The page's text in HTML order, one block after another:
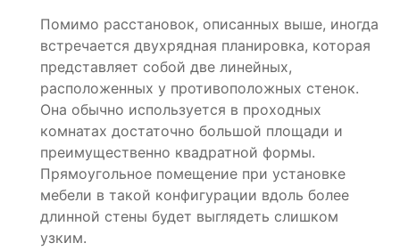
Помимо расстановок, описанных выше, иногда
встречается двухрядная планировка, которая
представляет собой две линейных,
расположенных у противоположных стенок.
Она обычно используется в проходных
комнатах достаточно большой площади и
преимущественно квадратной формы.
Прямоугольное помещение при установке
мебели в такой конфигурации вдоль более
длинной стены будет выглядеть слишком
узким.